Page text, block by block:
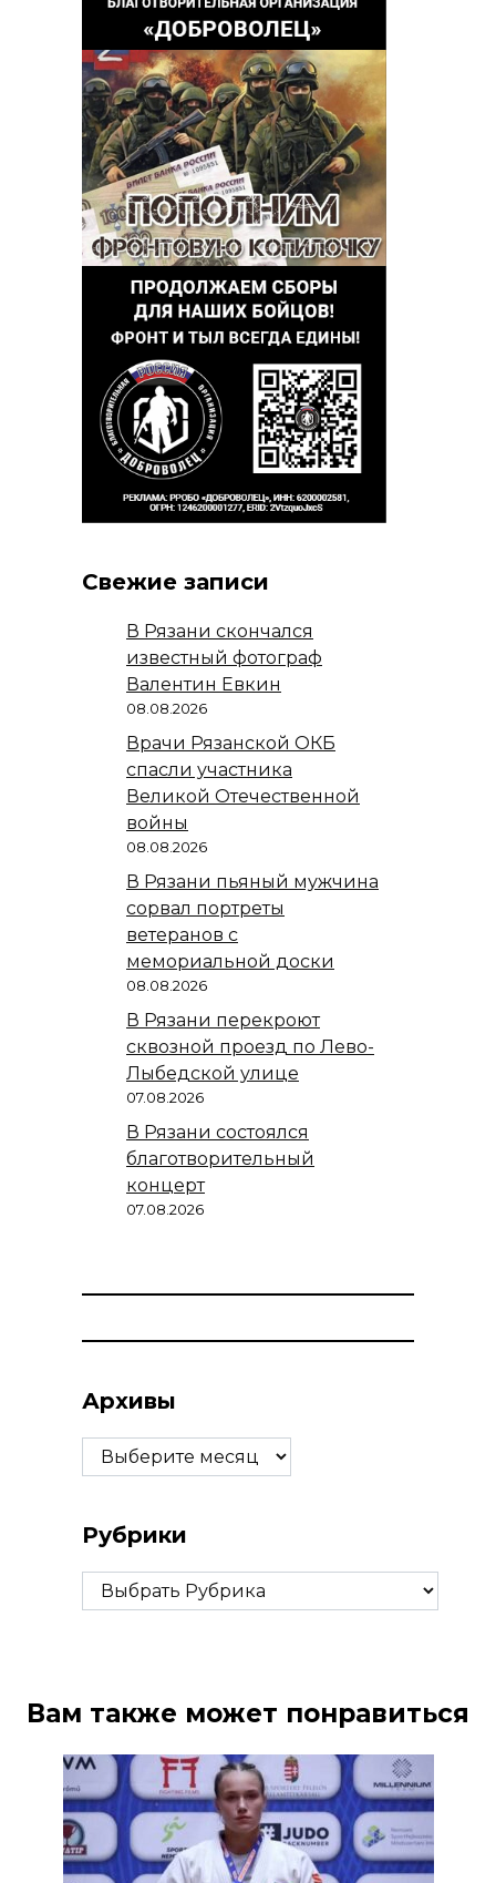
Свежие записи
В Рязани скончался
известный фотограф
Валентин Евкин
08.08.2026
Врачи Рязанской ОКБ
спасли участника
Великой Отечественной
войны
08.08.2026
В Рязани пьяный мужчина
сорвал портреты
ветеранов с
мемориальной доски
08.08.2026
В Рязани перекроют
сквозной проезд по Лево-
Лыбедской улице
07.08.2026
В Рязани состоялся
благотворительный
концерт
07.08.2026
Архивы
Архивы
Рубрики
Рубрики
Вам также может понравиться